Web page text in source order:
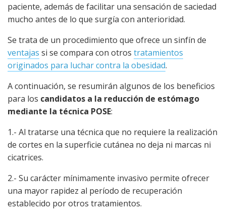
paciente, además de facilitar una sensación de saciedad
mucho antes de lo que surgía con anterioridad.
Se trata de un procedimiento que ofrece un sinfín de
ventajas si se compara con otros tratamientos
originados para luchar contra la obesidad.
A continuación, se resumirán algunos de los beneficios
para los candidatos a la reducción de estómago
mediante la técnica POSE:
1.- Al tratarse una técnica que no requiere la realización
de cortes en la superficie cutánea no deja ni marcas ni
cicatrices.
2.- Su carácter mínimamente invasivo permite ofrecer
una mayor rapidez al período de recuperación
establecido por otros tratamientos.